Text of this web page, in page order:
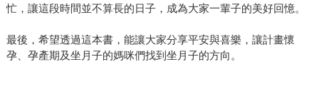
忙，讓這段時間並不算長的日子，成為大家一輩子的美好回憶。
最後，希望透過這本書，能讓大家分享平安與喜樂，讓計畫懷
孕、孕產期及坐月子的媽咪們找到坐月子的方向。